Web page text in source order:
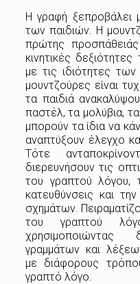
Η γραφή
των παιδιών. Η
πρώτης
κινητικές
με τις ιδιότητες
μουντζούρες είναι
τα παιδιά
παστέλ, τα μολύβια, τα
μπορούν τα ίδια να
αναπτύξουν έλεγχο
Τότε
διερευνήσουν τις
του γραπτού λόγου,
κατευθύνσεις και
σχημάτων.
του γραπτού
χρησιμοποιώντας
γραμμάτων και
με διάφορους
γραπτό λόγο.